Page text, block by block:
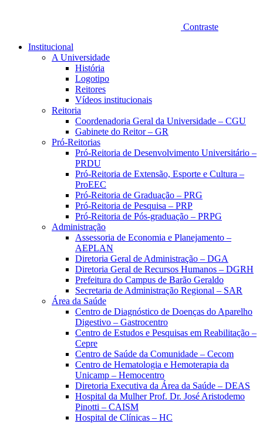
Contraste
Institucional
A Universidade
História
Logotipo
Reitores
Vídeos institucionais
Reitoria
Coordenadoria Geral da Universidade – CGU
Gabinete do Reitor – GR
Pró-Reitorias
Pró-Reitoria de Desenvolvimento Universitário –
PRDU
Pró-Reitoria de Extensão, Esporte e Cultura –
ProEEC
Pró-Reitoria de Graduação – PRG
Pró-Reitoria de Pesquisa – PRP
Pró-Reitoria de Pós-graduação – PRPG
Administração
Assessoria de Economia e Planejamento –
AEPLAN
Diretoria Geral de Administração – DGA
Diretoria Geral de Recursos Humanos – DGRH
Prefeitura do Campus de Barão Geraldo
Secretaria de Administração Regional – SAR
Área da Saúde
Centro de Diagnóstico de Doenças do Aparelho
Digestivo – Gastrocentro
Centro de Estudos e Pesquisas em Reabilitação –
Cepre
Centro de Saúde da Comunidade – Cecom
Centro de Hematologia e Hemoterapia da
Unicamp – Hemocentro
Diretoria Executiva da Área da Saúde – DEAS
Hospital da Mulher Prof. Dr. José Aristodemo
Pinotti – CAISM
Hospital de Clínicas – HC